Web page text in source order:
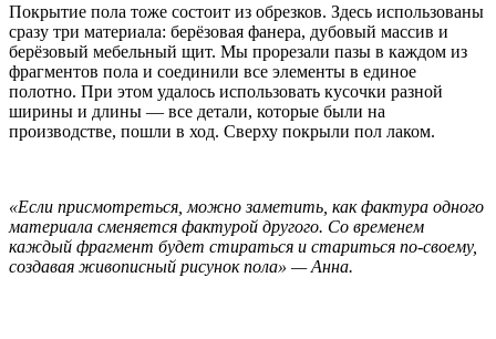
Покрытие пола тоже состоит из обрезков. Здесь использованы
сразу три материала: берёзовая фанера, дубовый массив и
берёзовый мебельный щит. Мы прорезали пазы в каждом из
фрагментов пола и соединили все элементы в единое
полотно. При этом удалось использовать кусочки разной
ширины и длины — все детали, которые были на
производстве, пошли в ход. Сверху покрыли пол лаком.
«Если присмотреться, можно заметить, как фактура одного
материала сменяется фактурой другого. Со временем
каждый фрагмент будет стираться и стариться по-своему,
создавая живописный рисунок пола» — Анна.